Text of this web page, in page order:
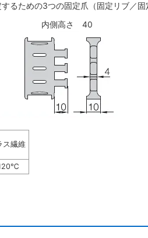
るための3つの固定爪（固定リブ／
内側高さ 40
ス繊維